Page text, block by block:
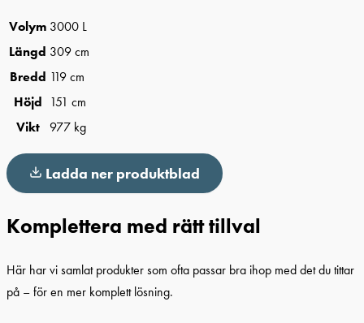
Volym 3000 L
Längd 309 cm
Bredd 119 cm
Höjd 151 cm
Vikt 977 kg
Ladda ner produktblad
Komplettera med rätt tillval
Här har vi samlat produkter som ofta passar bra ihop med det du tittar
på – för en mer komplett lösning.